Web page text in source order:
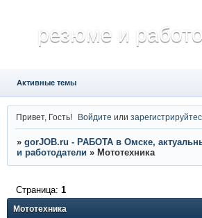
резюме и
Активные темы
Привет, Гость! Войдите или
» gorJOB.ru - РАБОТА в Омске,
и работодатели » Мототехника
Мототехника
Страница: 1